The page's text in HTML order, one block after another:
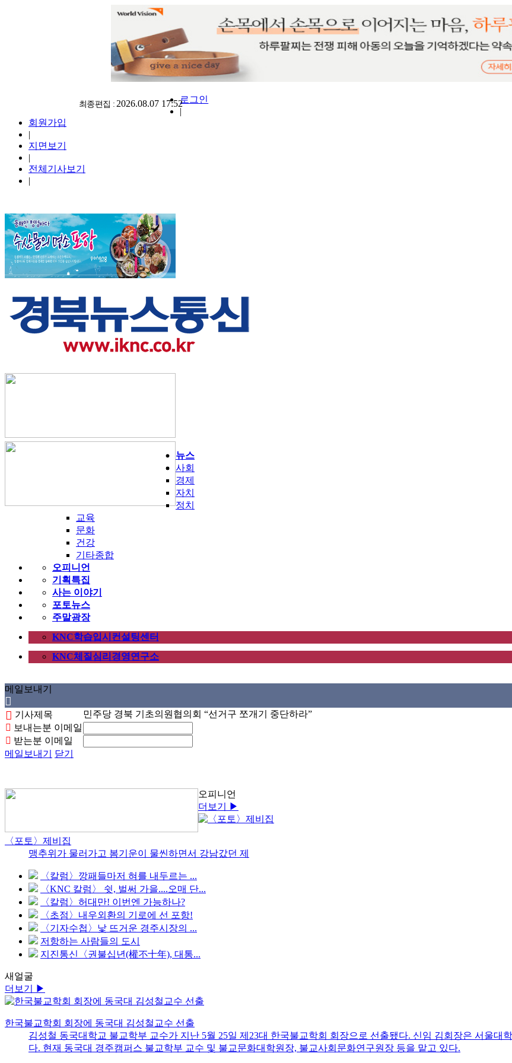
최종편집 :2026.08.07 17:52로그인
|
회원가입
|
지면보기
|
전체기사보기
|
뉴스
사회
경제
자치
정치
교육
문화
건강
기타종합
오피니언
기획특집
사는 이야기
포토뉴스
주말광장
KNC학습입시컨설팅센터
KNC체질심리경영연구소
메일보내기
기사제목
민주당 경북 기초의원협의회 “선거구 쪼개기 중단하라”
보내는분 이메일
받는분 이메일
메일보내기
닫기
오피니언
더보기 ▶
〈포토〉제비집
맹추위가 물러가고 봄기운이 물씬하면서 강남갔던 제
〈칼럼〉깡패들마저 혀를 내두르는 ...
〈KNC 칼럼〉 쉿, 벌써 가을....오매 단...
〈칼럼〉허대만! 이번엔 가능하나?
〈초점〉내우외환의 기로에 선 포항!
〈기자수첩〉낯 뜨거운 경주시장의 ...
저항하는 사람들의 도시
지진통신〈권불십년(權不十年), 대통...
새얼굴
더보기 ▶
한국불교학회 회장에 동국대 김성철교수 선출
김성철 동국대학교 불교학부 교수가 지난 5월 25일 제23대 한국불교학회 회장으로 선출됐다. 신임 김회장은 서울
다. 현재 동국대 경주캠퍼스 불교학부 교수 및 불교문화대학원장, 불교사회문화연구원장 등을 맡고 있다.